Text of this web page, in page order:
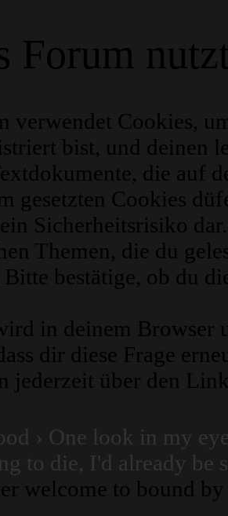
Forum
verwendet Cookies,
bist, und deinen
die auf
gesetzten Cookies
Sicherheitsrisiko
Themen, die du
Bitte bestätige, ob du
in deinem Browser
dir diese Frage
jederzeit über den
› One look in my
to die, I'd already be
welcome to bound